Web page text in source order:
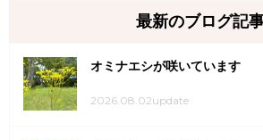
最新のブログ記
オミナエシが咲いています
2026.08.02update